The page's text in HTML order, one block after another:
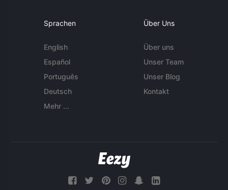
Sprachen
English
Español
Português
Deutsch
Mehr ...
Über Uns
Über uns
Unser Team
Unser Blog
Kontakt